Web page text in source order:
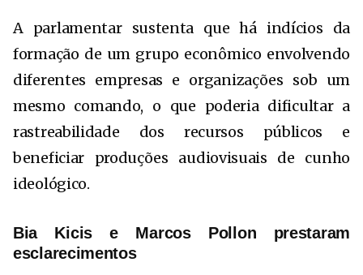
A parlamentar sustenta que há indícios da
formação de um grupo econômico envolvendo
diferentes empresas e organizações sob um
mesmo comando, o que poderia dificultar a
rastreabilidade dos recursos públicos e
beneficiar produções audiovisuais de cunho
ideológico.
Bia Kicis e Marcos Pollon prestaram
esclarecimentos